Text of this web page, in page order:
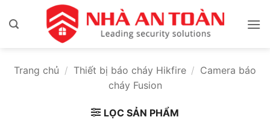
qua
Trang chủ / Thiết bị báo cháy Hikfire / Camera báo
cháy Fusion
LỌC SẢN PHẨM